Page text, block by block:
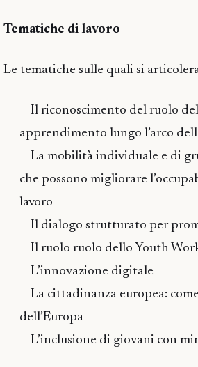
Tematiche di lavoro
Le tematiche sulle quali si
Il riconoscimento del ruolo
apprendimento lungo l’arco
La mobilità individuale e di
che possono migliorare
lavoro
Il dialogo strutturato per
Il ruolo ruolo dello Youth
L’innovazione digitale
La cittadinanza europea:
dell’Europa
L’inclusione di giovani con